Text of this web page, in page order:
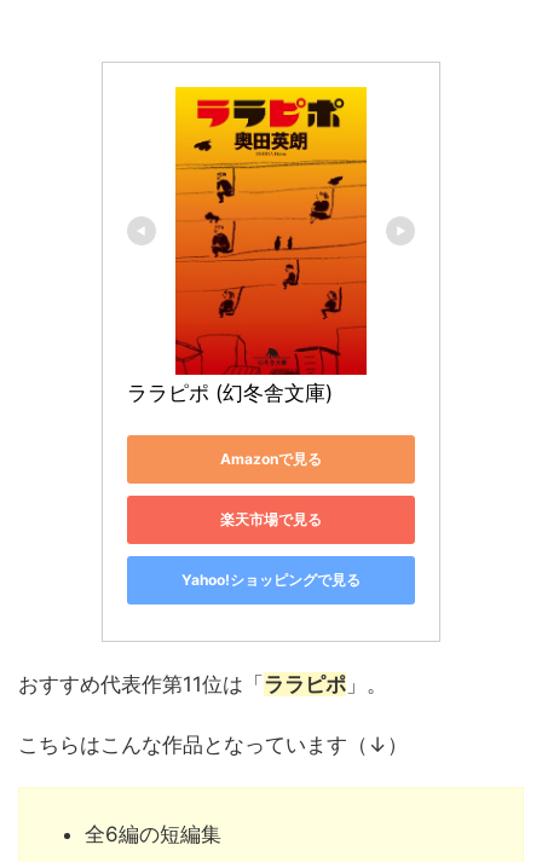
ララピポ (幻冬舎文庫)
Amazonで見る
楽天市場で見る
Yahoo!ショッピングで見る
おすすめ代表作第11位は「ララピポ 」。
こちらはこんな作品となっています（↓）
全6編の短編集